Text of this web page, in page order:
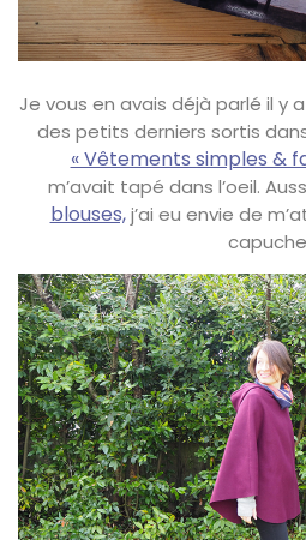
Je vous en avais déjà parlé il y
des petits derniers sortis
« Vêtements simples &
m’avait tapé dans l’oeil.
blouses,j’ai eu envie de